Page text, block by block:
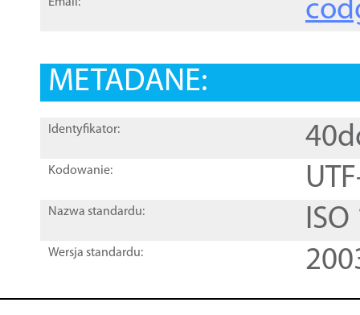
METADANE:
Identyfikator:
Kodowanie:
Nazwa standardu:
Wersja standardu: